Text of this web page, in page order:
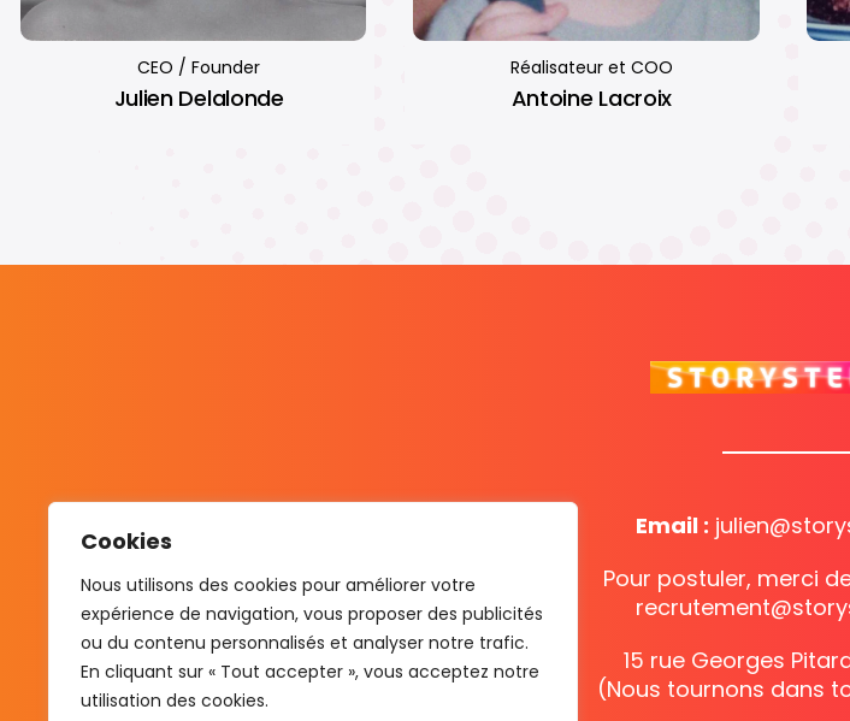
Cookies
Nous utilisons des cookies pour améliorer votre
expérience de navigation, vous proposer des publicités
ou du contenu personnalisés et analyser notre trafic.
En cliquant sur « Tout accepter », vous acceptez notre
utilisation des cookies.
CEO / Founder
Julien Delalonde
Réalisateur et COO
Antoine Lacroix
Email :
Pour postuler, merci
15 rue Georges
(Nous tournons dans